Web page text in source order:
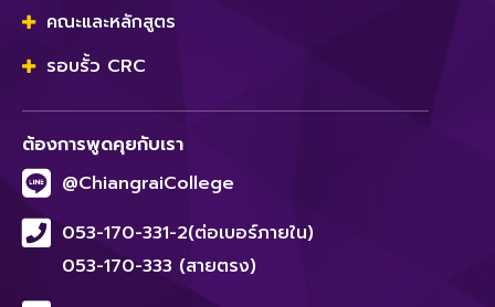
คณะและหลักสูตร
รอบรั้ว CRC
ต้องการพูดคุยกับเรา
@ChiangraiCollege
053-170-331-2(ต่อเบอร์ภายใน)
053-170-333 (สายตรง)